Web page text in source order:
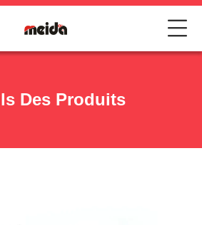
Des Produits